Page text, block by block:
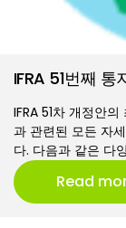
IFRA 51번째 통
IFRA 51차 개정안
과 관련된 모든 자
다. 다음과 같은 다
Read